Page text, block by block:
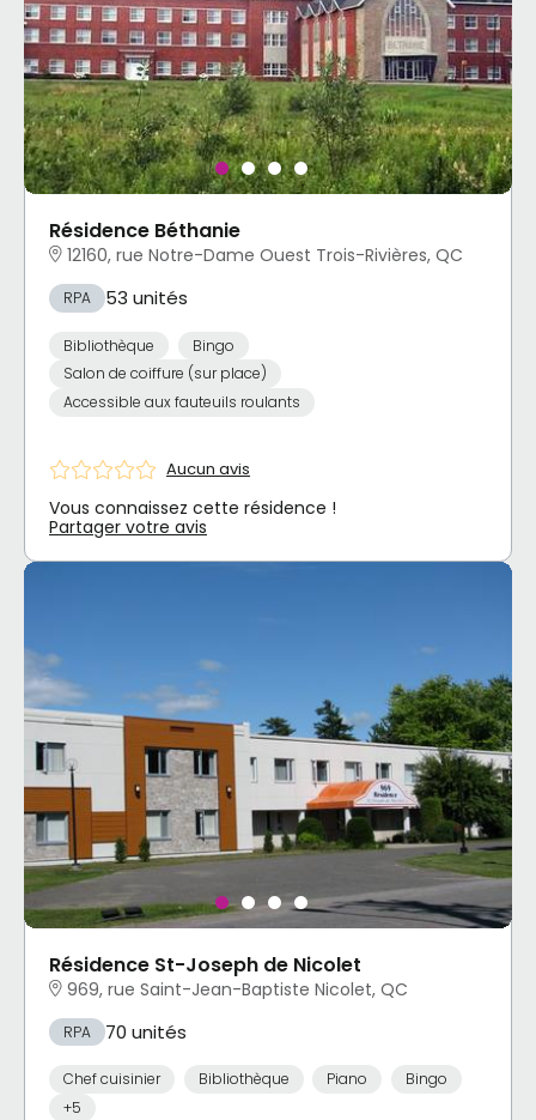
Résidence Béthanie
12160, rue Notre-Dame Ouest Trois-Rivières, QC
RPA 53 unités
Bibliothèque
Bingo
Salon de coiffure (sur place)
Accessible aux fauteuils roulants
Aucun avis
Vous connaissez cette résidence !
Partager votre avis
Résidence St-Joseph de Nicolet
969, rue Saint-Jean-Baptiste Nicolet, QC
RPA 70 unités
Chef cuisinier Bibliothèque Piano
Bingo
+5